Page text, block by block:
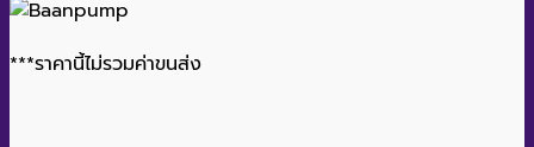
***ราคานี้ไม่รวมค่าขนส่ง